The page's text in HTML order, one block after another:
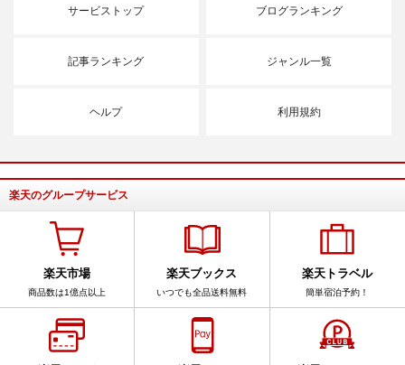
サービストップ ブログランキング
記事ランキング ジャンル一覧
ヘルプ 利用規約
楽天のグループサービス
楽天市場
商品数は1億点以上
楽天ブックス
いつでも全品送料無料
楽天トラベル
簡単宿泊予約！